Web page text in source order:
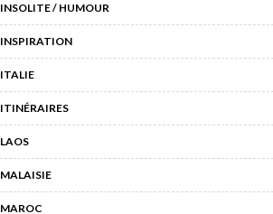
INSOLITE / HUMOUR
INSPIRATION
ITALIE
ITINÉRAIRES
LAOS
MALAISIE
MAROC